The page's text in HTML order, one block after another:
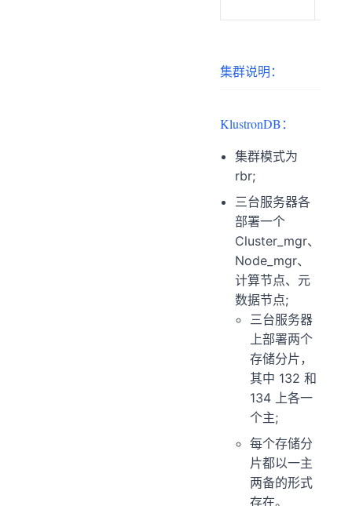
集群说明：
KlustronDB：
集群模式为
rbr;
三台服务器各
部署一个
Cluster_mgr、
Node_mgr、
计算节点、元
数据节点;
三台服务器
上部署两个
存储分片，
其中 132 和
134 上各一
个主;
每个存储分
片都以一主
两备的形式
存在。